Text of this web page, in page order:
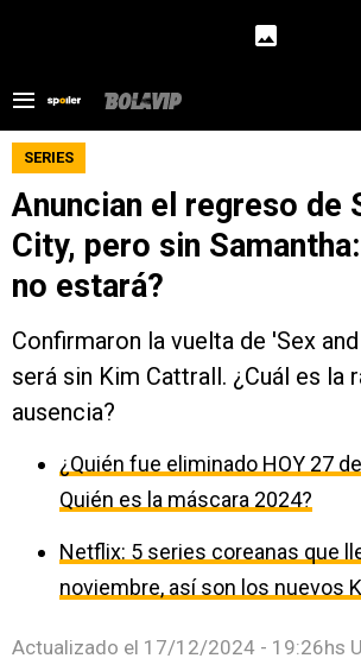
SERIES
Anuncian el regreso de
City, pero sin
no estará?
Confirmaron la vuelta de 'Sex
será sin Kim Cattrall. ¿Cuál es la
ausencia?
¿Quién fue eliminado HOY 27
Quién es la máscara 2024?
Netflix: 5 series coreanas que
noviembre, así son los nuevos
Actualizado el 17/12/2024 - 19:26hs